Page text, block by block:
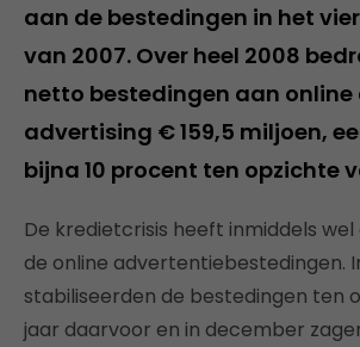
aan de bestedingen in het
van 2007. Over heel 2008
netto bestedingen aan
advertising € 159,5 miljoen,
bijna 10 procent ten opzichte
De kredietcrisis heeft inmiddels
de online advertentiebestedingen.
stabiliseerden de bestedingen ten
jaar daarvoor en in december